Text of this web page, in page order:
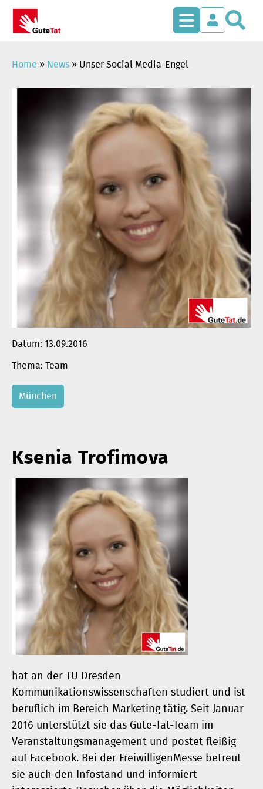
springen
Home » News » Unser Social Media-Engel
Datum: 13.09.2016
Team
München
Ksenia Trofimova
hat an der TU Dresden
Kommunikationswissenschaften studiert und ist
beruflich im Bereich Marketing tätig. Seit Januar
2016 unterstützt sie das Gute-Tat-Team im
Veranstaltungsmanagement und postet fleißig
auf Facebook. Bei der FreiwilligenMesse betreut
sie auch den Infostand und informiert